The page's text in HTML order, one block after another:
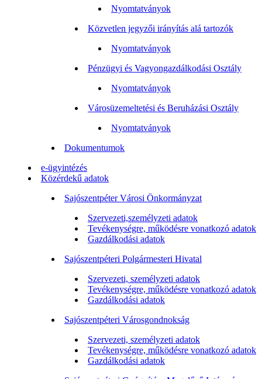
Nyomtatványok
Közvetlen jegyzői irányítás alá tartozók
Nyomtatványok
Pénzügyi és Vagyongazdálkodási Osztály
Nyomtatványok
Városüzemeltetési és Beruházási Osztály
Nyomtatványok
Dokumentumok
e-ügyintézés
Közérdekű adatok
Sajószentpéter Városi Önkormányzat
Szervezeti,személyzeti adatok
Tevékenységre, működésre vonatkozó adatok
Gazdálkodási adatok
Sajószentpéteri Polgármesteri Hivatal
Szervezeti, személyzeti adatok
Tevékenységre, működésre vonatkozó adatok
Gazdálkodási adatok
Sajószentpéteri Városgondnokság
Szervezeti, személyzeti adatok
Tevékenységre, működésre vonatkozó adatok
Gazdálkodási adatok